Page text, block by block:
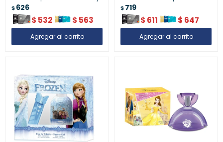
$626
$ 532 $ 563
$719
$ 611 $ 647